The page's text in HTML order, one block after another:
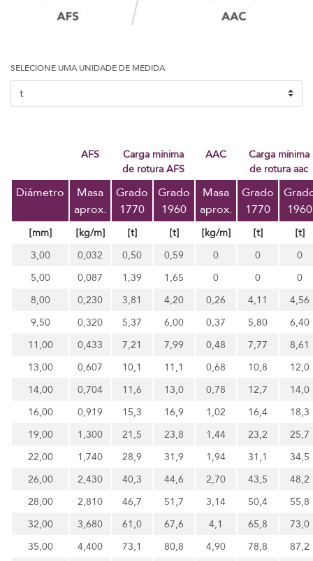
SELECIONE UMA UNIDADE DE MEDIDA
AFS
Carga mínima
de rotura AFS
AAC
carga mínima
de rotura aac
Diámetro
Masa
aprox.
Grado
1770
Grado
1960
Masa
aprox.
Grado
1770
1960
[mm] [kg/m] [t] [t] [kg/m] [t]
[t]
3,00
0,032 0,50 0,59 0 0
0
5,00
0,087 1,39 1,65 0 0
0
8,00
0,230 3,81 4,20 0,26 4,11
4,56
9,50
0,320 5,37 6,00 0,37 5,80
6,40
11,00
0,433 7,21 7,99 0,48 7,77
8,61
13,00
0,607 10,1 11,1 0,68 10,8
12,0
14,00
0,704 11,6 13,0 0,78 12,7
14,0
16,00
0,919 15,3 16,9 1,02 16,4
18,3
19,00
1,300 21,5 23,8 1,44 23,2
25,7
22,00
1,740 28,9 31,9 1,94 31,1
34,5
26,00
2,430 40,3 44,6 2,70 43,5
48,2
28,00
2,810 46,7 51,7 3,14 50,4
55,8
32,00
3,680 61,0 67,6 4,1 65,8
73,0
35,00
4,400 73,1 80,8 4,90 78,8
87,2